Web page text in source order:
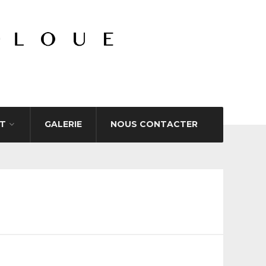
GALERIE NOUS CONTACTER